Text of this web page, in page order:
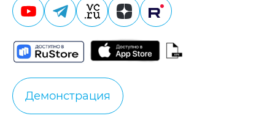
Демонстрация